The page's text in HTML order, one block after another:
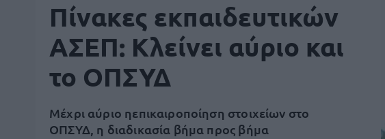
Πίνακες εκπαιδευτικών
ΑΣΕΠ: Κλείνει αύριο και
το ΟΠΣΥΔ
Μέχρι αύριο ηεπικαιροποίηση στοιχείων στο
ΟΠΣΥΔ, η διαδικασία βήμα προς βήμα